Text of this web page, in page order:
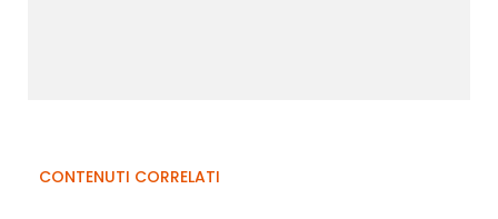
CONTENUTI CORRELATI